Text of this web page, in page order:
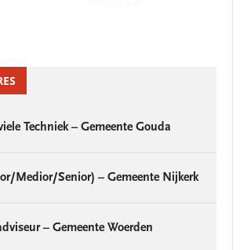
Techniek – Gemeente Gouda
Medior/Senior) – Gemeente Nijkerk
– Gemeente Woerden